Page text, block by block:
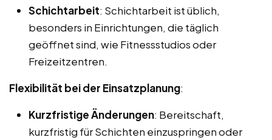
Schichtarbeit: Schichtarbeit ist üblich,
besonders in Einrichtungen, die täglich
geöffnet sind, wie Fitnessstudios oder
Freizeitzentren.
Flexibilität bei der Einsatzplanung:
Kurzfristige Änderungen: Bereitschaft,
kurzfristig für Schichten einzuspringen oder